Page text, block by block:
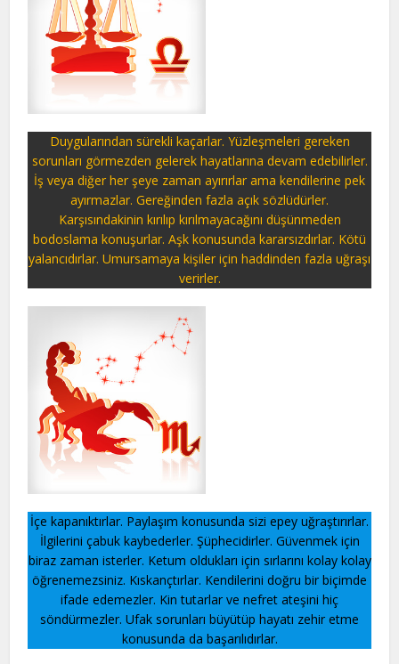
Duygularından sürekli kaçarlar. Yüzleşmeleri gereken
sorunları görmezden gelerek hayatlarına devam edebilirler.
İş veya diğer her şeye zaman ayırırlar ama kendilerine pek
ayırmazlar. Gereğinden fazla açık sözlüdürler.
Karşısındakinin kırılıp kırılmayacağını düşünmeden
bodoslama konuşurlar. Aşk konusunda kararsızdırlar. Kötü
yalancıdırlar. Umursamaya kişiler için haddinden fazla uğraşı
verirler.
İçe kapanıktırlar. Paylaşım konusunda sizi epey uğraştırırlar.
İlgilerini çabuk kaybederler. Şüphecidirler. Güvenmek için
biraz zaman isterler. Ketum oldukları için sırlarını kolay kolay
öğrenemezsiniz. Kıskançtırlar. Kendilerini doğru bir biçimde
ifade edemezler. Kin tutarlar ve nefret ateşini hiç
söndürmezler. Ufak sorunları büyütüp hayatı zehir etme
konusunda da başarılıdırlar.